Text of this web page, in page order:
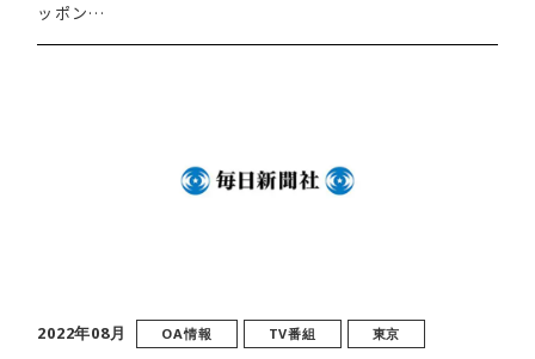
ッポン…
2022年08月 OA情報 TV番組 東京